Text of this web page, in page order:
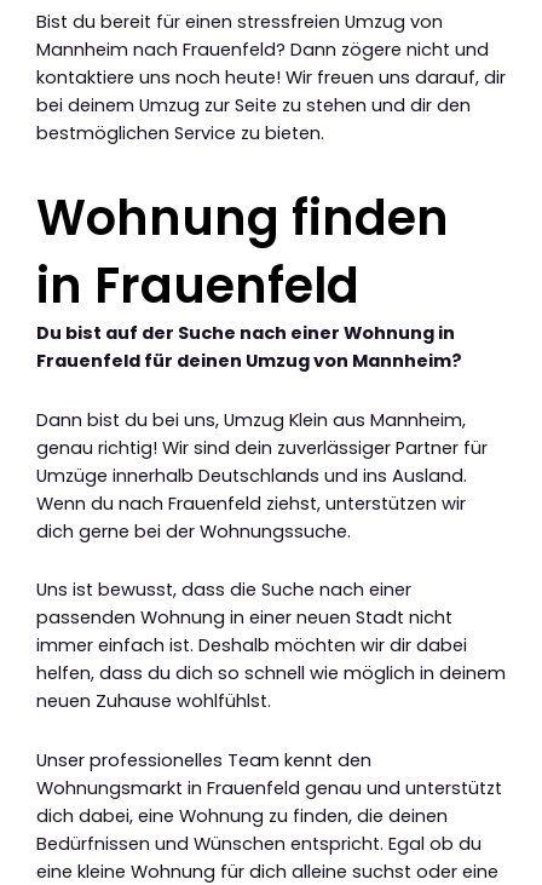
Bist du bereit für einen stressfreien Umzug von
Mannheim nach Frauenfeld? Dann zögere nicht und
kontaktiere uns noch heute! Wir freuen uns darauf, dir
bei deinem Umzug zur Seite zu stehen und dir den
bestmöglichen Service zu bieten.
Wohnung finden
in Frauenfeld
Du bist auf der Suche nach einer Wohnung in
Frauenfeld für deinen Umzug von Mannheim?
Dann bist du bei uns, Umzug Klein aus Mannheim,
genau richtig! Wir sind dein zuverlässiger Partner für
Umzüge innerhalb Deutschlands und ins Ausland.
Wenn du nach Frauenfeld ziehst, unterstützen wir
dich gerne bei der Wohnungssuche.
Uns ist bewusst, dass die Suche nach einer
passenden Wohnung in einer neuen Stadt nicht
immer einfach ist. Deshalb möchten wir dir dabei
helfen, dass du dich so schnell wie möglich in deinem
neuen Zuhause wohlfühlst.
Unser professionelles Team kennt den
Wohnungsmarkt in Frauenfeld genau und unterstützt
dich dabei, eine Wohnung zu finden, die deinen
Bedürfnissen und Wünschen entspricht. Egal ob du
eine kleine Wohnung für dich alleine suchst oder eine